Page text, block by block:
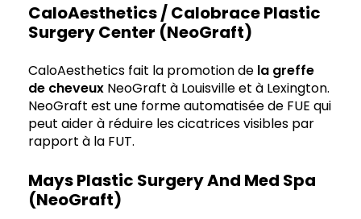
CaloAesthetics / Calobrace Plastic
Surgery Center (NeoGraft)
CaloAesthetics fait la promotion de la greffe
de cheveux NeoGraft à Louisville et à Lexington.
NeoGraft est une forme automatisée de FUE qui
peut aider à réduire les cicatrices visibles par
rapport à la FUT.
Mays Plastic Surgery And Med Spa
(NeoGraft)